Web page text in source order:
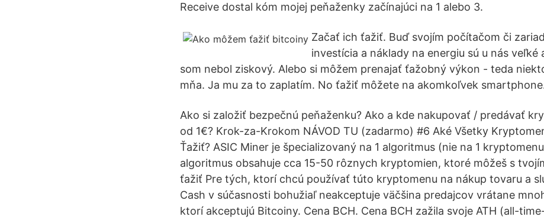
Receive dostal kóm mojej peňaženky začínajúci na 1 alebo 3.
Začať ich ťažiť. Buď svojím počítačom či
investícia a náklady na energiu sú u nás veľké
som nebol ziskový. Alebo si môžem prenajať ťažobný výkon - teda
mňa. Ja mu za to zaplatím. No ťažiť môžete na akomkoľvek
Ako si založiť bezpečnú peňaženku? Ako a kde nakupovať / predávať
od 1€? Krok-za-Krokom NÁVOD TU (zadarmo) #6 Aké Všetky
Ťažiť? ASIC Miner je špecializovaný na 1 algoritmus (nie na 1
algoritmus obsahuje cca 15-50 rôznych kryptomien, ktoré môžeš s
ťažiť Pre tých, ktorí chcú používať túto kryptomenu na nákup tovaru a
Cash v súčasnosti bohužiaľ neakceptuje väčšina predajcov vrátane
ktorí akceptujú Bitcoiny. Cena BCH. Cena BCH zažila svoje ATH (all-